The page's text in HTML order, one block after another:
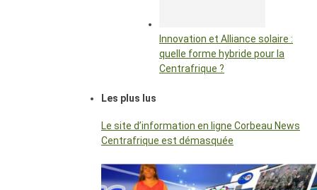
Innovation et Alliance solaire :
quelle forme hybride pour la
Centrafrique ?
Les plus lus
Le site d’information en ligne Corbeau News
Centrafrique est démasquée